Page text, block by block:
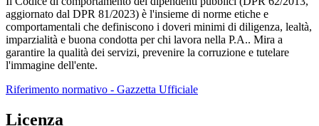
aggiornato dal DPR 81/2023) è l'insieme di norme etiche e
comportamentali che definiscono i doveri minimi di diligenza, lealtà,
imparzialità e buona condotta per chi lavora nella P.A.. Mira a
garantire la qualità dei servizi, prevenire la corruzione e tutelare
l'immagine dell'ente.
Riferimento normativo - Gazzetta Ufficiale
Licenza